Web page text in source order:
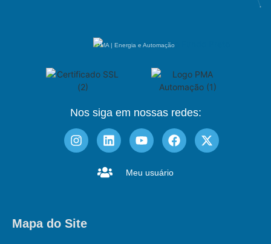
PMA | Energia e Automação
Nos siga em nossas redes:
Meu usuário
Mapa do Site